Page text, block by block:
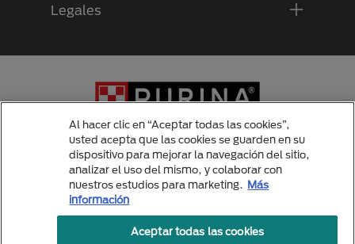
Legales
Menu Footer Secundario Purina
All Nestlé Purina trademarks owned by Société des Produits Nestlé S.A.,
Al hacer clic en “Aceptar todas las cookies”,
usted acepta que las cookies se guarden en su
dispositivo para mejorar la navegación del sitio,
analizar el uso del mismo, y colaborar con
nuestros estudios para marketing. Más
información
Aceptar todas las cookies